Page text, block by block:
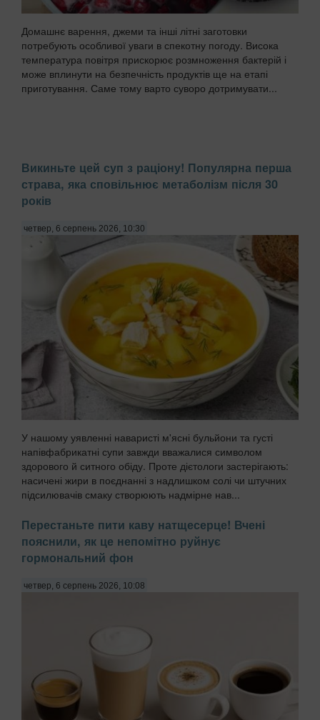
Домашнє варення, джеми та інші літні заготовки
потребують особливої уваги в спекотну погоду. Висока
температура повітря прискорює розмноження бактерій і
може вплинути на безпечність продуктів ще на етапі
приготування. Саме тому варто суворо дотримувати...
Викиньте цей суп з раціону! Популярна перша
страва, яка сповільнює метаболізм після 30
років
четвер, 6 серпень 2026, 10:30
У нашому уявленні наваристі м'ясні бульйони та густі
напівфабрикатні супи завжди вважалися символом
здорового й ситного обіду. Проте дієтологи застерігають:
насичені жири в поєднанні з надлишком солі чи штучних
підсилювачів смаку створюють надмірне нав...
Перестаньте пити каву натщесерце! Вчені
пояснили, як це непомітно руйнує
гормональний фон
четвер, 6 серпень 2026, 10:08